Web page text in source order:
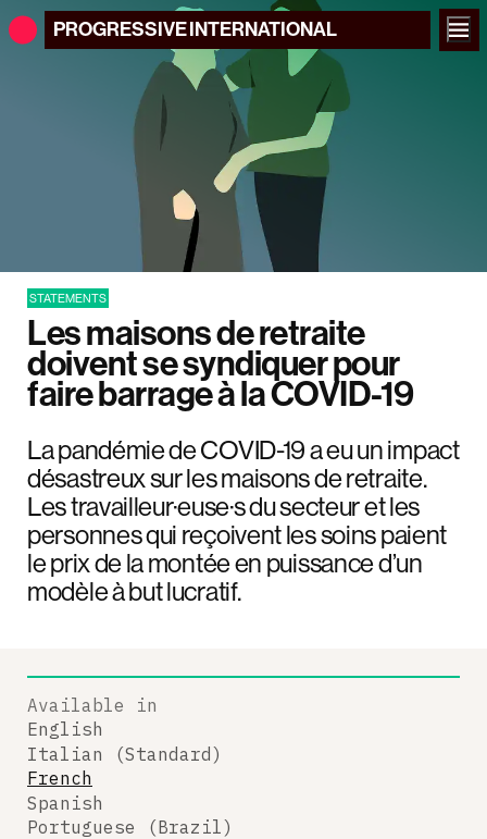
PROGRESSIVEINTERNATIONAL
STATEMENTS
Les maisons de retraite
doivent se syndiquer pour
faire barrage à la COVID-19
La pandémie de COVID-19 a eu un impact
désastreux sur les maisons de retraite.
Les travailleur·euse·s du secteur et les
personnes qui reçoivent les soins paient
le prix de la montée en puissance d’un
modèle à but lucratif.
Available in
English
Italian (Standard)
French
Spanish
Portuguese (Brazil)